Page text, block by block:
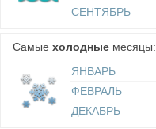
СЕНТЯБРЬ
Самые холодные месяцы:
ЯНВАРЬ
ФЕВРАЛЬ
ДЕКАБРЬ